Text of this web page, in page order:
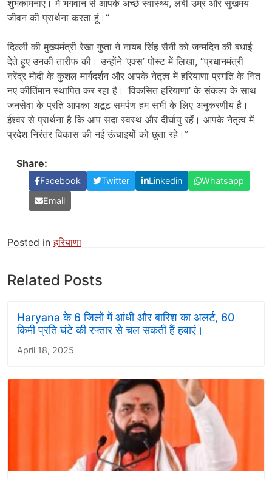
शुभकामनाएं। मैं भगवान से आपके अच्छे स्वास्थ्य, लंबी उम्र और सुखमय
जीवन की प्रार्थना करता हूं।”
दिल्ली की मुख्यमंत्री रेखा गुप्ता ने नायब सिंह सैनी को जन्मदिन की बधाई
देते हुए उनकी तारीफ की। उन्होंने ‘एक्स’ पोस्ट में लिखा, “प्रधानमंत्री
नरेंद्र मोदी के कुशल मार्गदर्शन और आपके नेतृत्व में हरियाणा प्रगति के नित
नए कीर्तिमान स्थापित कर रहा है। ‘विकसित हरियाणा’ के संकल्प के साथ
जनसेवा के प्रति आपका अटूट समर्पण हम सभी के लिए अनुकरणीय है।
ईश्वर से प्रार्थना है कि आप सदा स्वस्थ और दीर्घायु रहें। आपके नेतृत्व में
प्रदेश निरंतर विकास की नई ऊंचाइयों को छूता रहे।”
Share:
Facebook Twitter Linkedin
Whatsapp
Email
Posted inहरियाणा
Related Posts
Haryana के 6 जिलों में आंधी और बारिश का अलर्ट, 60
किमी प्रति घंटे की रफ्तार से चल सकती हैं हवाएं।
April 18, 2025